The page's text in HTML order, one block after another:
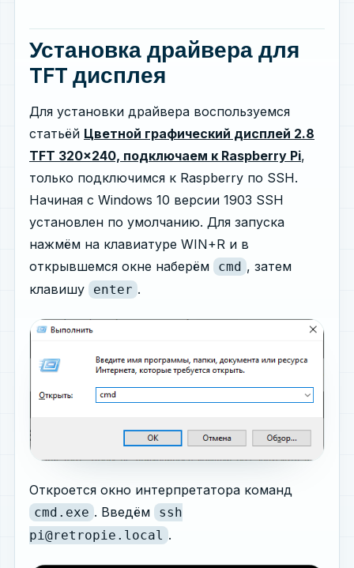
Установка драйвера для
TFT дисплея
Для установки драйвера воспользуемся
статьёй Цветной графический дисплей 2.8
TFT 320x240, подключаем к Raspberry Pi,
только подключимся к Raspberry по SSH.
Начиная с Windows 10 версии 1903 SSH
установлен по умолчанию. Для запуска
нажмём на клавиатуре WIN+R и в
открывшемся окне наберём
cmd , затем
клавишу
enter .
Откроется окно интерпретатора команд
cmd.exe . Введём
ssh
pi@retropie.local .